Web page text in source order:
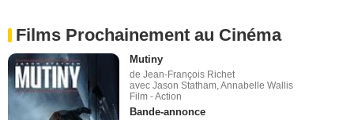
Films Prochainement au Cinéma
Mutiny
de Jean-François Richet
avec Jason Statham, Annabelle Wallis
Film - Action
Bande-annonce